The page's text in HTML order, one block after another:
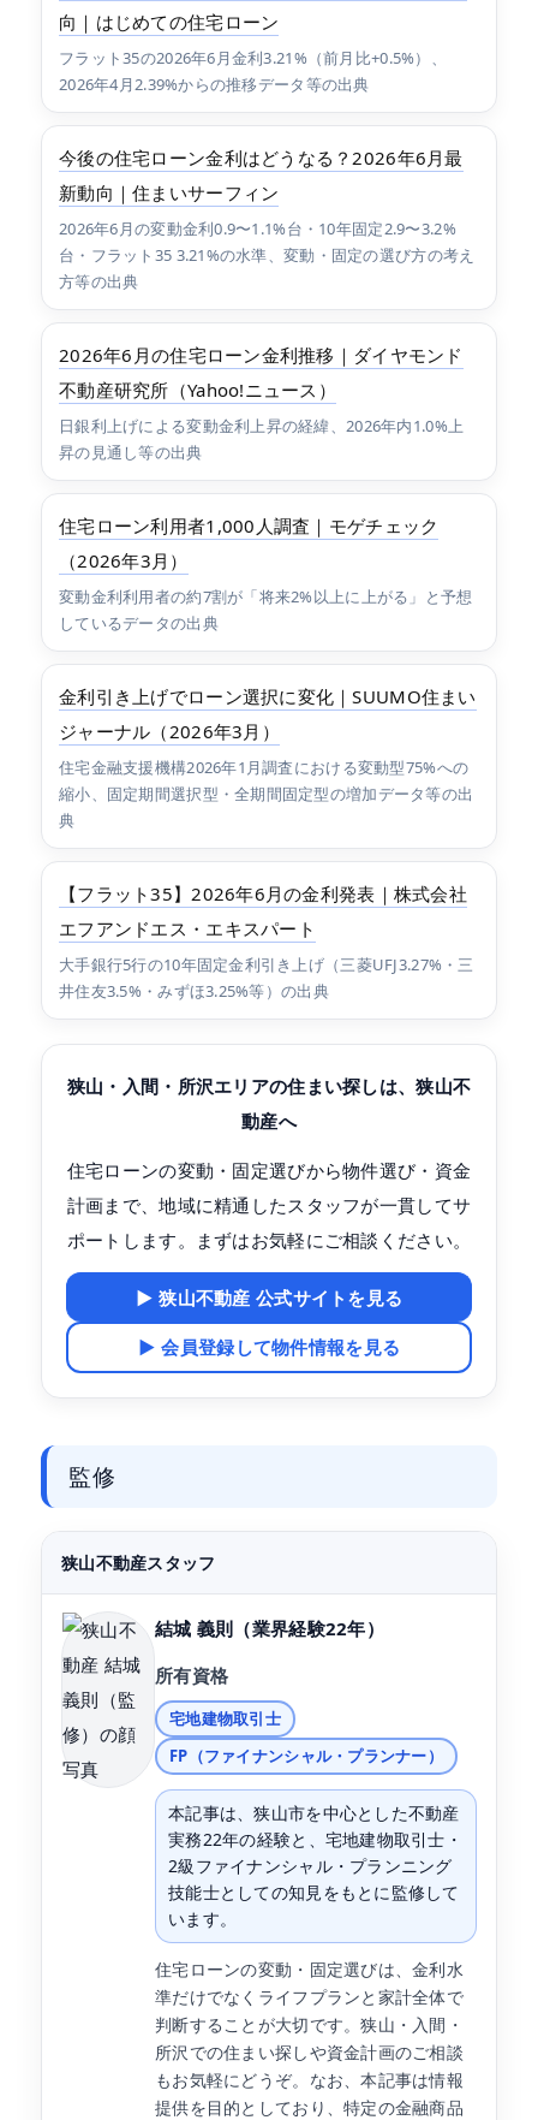
向｜はじめての住宅ローン
フラット35の2026年6月金利3.21%（前月比+0.5%）、
2026年4月2.39%からの推移データ等の出典
今後の住宅ローン金利はどうなる？2026年6月最
新動向｜住まいサーフィン
2026年6月の変動金利0.9〜1.1%台・10年固定2.9〜3.2%
台・フラット35 3.21%の水準、変動・固定の選び方の考え
方等の出典
2026年6月の住宅ローン金利推移｜ダイヤモンド
不動産研究所（Yahoo!ニュース）
日銀利上げによる変動金利上昇の経緯、2026年内1.0%上
昇の見通し等の出典
住宅ローン利用者1,000人調査｜モゲチェック
（2026年3月）
変動金利利用者の約7割が「将来2%以上に上がる」と予想
しているデータの出典
金利引き上げでローン選択に変化｜SUUMO住まい
ジャーナル（2026年3月）
住宅金融支援機構2026年1月調査における変動型75%への
縮小、固定期間選択型・全期間固定型の増加データ等の出
典
【フラット35】2026年6月の金利発表｜株式会社
エフアンドエス・エキスパート
大手銀行5行の10年固定金利引き上げ（三菱UFJ3.27%・三
井住友3.5%・みずほ3.25%等）の出典
狭山・入間・所沢エリアの住まい探しは、狭山不
動産へ
住宅ローンの変動・固定選びから物件選び・資金
計画まで、地域に精通したスタッフが一貫してサ
ポートします。まずはお気軽にご相談ください。
▶ 狭山不動産 公式サイトを見る
▶ 会員登録して物件情報を見る
監修
狭山不動産スタッフ
結城 義則 （業界経験22年）
所有資格
宅地建物取引士
FP（ファイナンシャル・プランナー）
本記事は、狭山市を中心とした不動産
実務22年の経験と、宅地建物取引士・
2級ファイナンシャル・プランニング
技能士としての知見をもとに監修して
います。
住宅ローンの変動・固定選びは、金利水
準だけでなくライフプランと家計全体で
判断することが大切です。狭山・入間・
所沢での住まい探しや資金計画のご相談
もお気軽にどうぞ。なお、本記事は情報
提供を目的としており、特定の金融商品